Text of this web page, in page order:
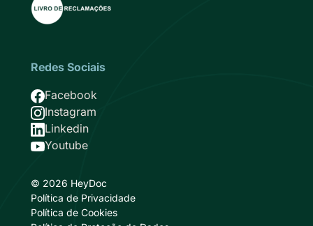
Redes Sociais
Facebook
Imagem
Instagram
Imagem
Linkedin
Imagem
Youtube
Imagem
© 2026 HeyDoc
Política de Privacidade
Política de Cookies